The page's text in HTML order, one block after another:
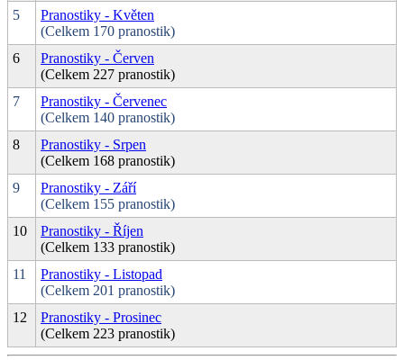
5
Pranostiky - Květen
(Celkem 170 pranostik)
6
Pranostiky - Červen
(Celkem 227 pranostik)
7
Pranostiky - Červenec
(Celkem 140 pranostik)
8
Pranostiky - Srpen
(Celkem 168 pranostik)
9
Pranostiky - Září
(Celkem 155 pranostik)
10
Pranostiky - Říjen
(Celkem 133 pranostik)
11
Pranostiky - Listopad
(Celkem 201 pranostik)
12
Pranostiky - Prosinec
(Celkem 223 pranostik)